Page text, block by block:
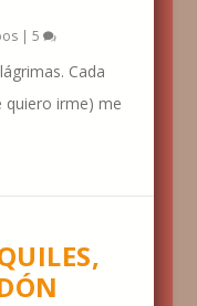
| 5
Cada
quiero irme) me